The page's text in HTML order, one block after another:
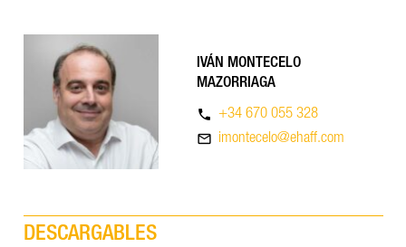
IVÁN MONTECELO
MAZORRIAGA
phone +34 670 055 328
mail_outline imontecelo@ehaff.com
DESCARGABLES